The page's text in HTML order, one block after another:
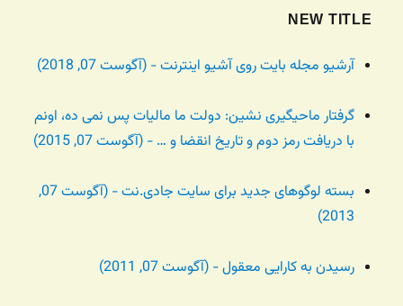
NEW TITLE
آرشیو مجله بایت روی آشیو اینترنت - (آگوست 07, 2018)
گرفتار ماحیگیری نشین: دولت ما مالیات پس نمی ده، اونم
با دریافت رمز دوم و تاریخ انقضا و … - (آگوست 07, 2015)
بسته لوگوهای جدید برای سایت جادی.نت - (آگوست 07,
2013)
رسیدن به کارایی معقول - (آگوست 07, 2011)